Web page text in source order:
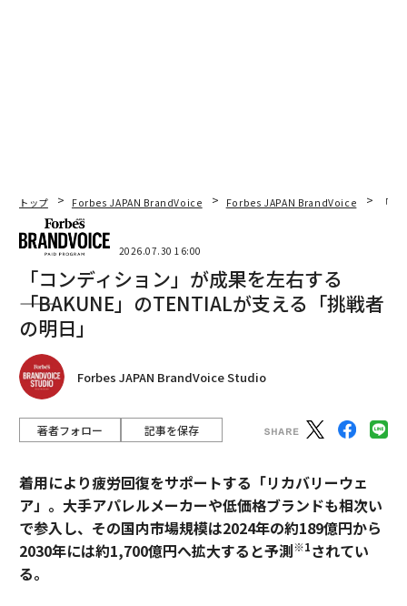
トップ Forbes JAPAN BrandVoice Forbes JAPAN BrandVoice 「
2026.07.30 16:00
「コンディション」が成果を左右する
――「BAKUNE」のTENTIALが支える「挑戦者
の明日」
Forbes JAPAN BrandVoice Studio
著者フォロー 記事を保存
着用により疲労回復をサポートする「リカバリーウェ
ア」。大手アパレルメーカーや低価格ブランドも相次い
で参入し、その国内市場規模は2024年の約189億円から
2030年には約1,700億円へ拡大すると予測※1されてい
る。